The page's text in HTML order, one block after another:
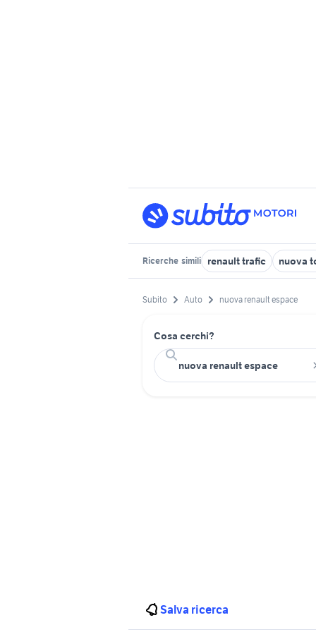
Ricerche simili renault trafic nuova
Subito Auto nuova renault espace
Cosa cerchi?
Salva ricerca